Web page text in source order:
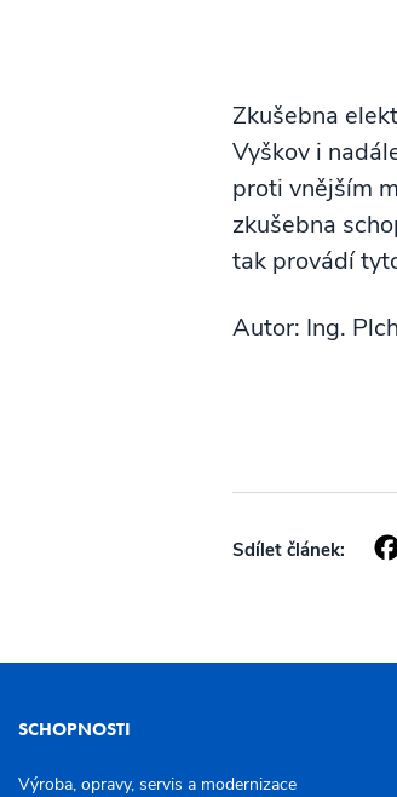
Zkušebna
Vyškov i
proti vnějším
zkušebna
tak provádí
Autor: Ing. Plch
Sdílet článek:
SCHOPNOSTI
Výroba, opravy, servis a modernizace